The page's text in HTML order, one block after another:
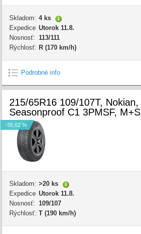
Skladom: 4 ks
Expedice Utorok 11.8.
Nosnosť: 113/111
Rýchlosť: R (170 km/h)
Podrobné info
215/65R16 109/107T, Nokian,
Seasonproof C1 3PMSF, M+S
-55,62 %
Skladom: >20 ks
Expedice Utorok 11.8.
Nosnosť: 109/107
Rýchlosť: T (190 km/h)